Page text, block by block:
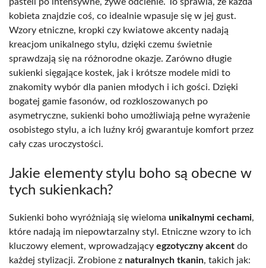
kobieta znajdzie coś, co idealnie wpasuje się w jej gust.
Wzory etniczne, kropki czy kwiatowe akcenty nadają
kreacjom unikalnego stylu, dzięki czemu świetnie
sprawdzają się na różnorodne okazje. Zarówno długie
sukienki sięgające kostek, jak i krótsze modele midi to
znakomity wybór dla panien młodych i ich gości. Dzięki
bogatej gamie fasonów, od rozkloszowanych po
asymetryczne, sukienki boho umożliwiają pełne wyrażenie
osobistego stylu, a ich luźny krój gwarantuje komfort przez
cały czas uroczystości.
Jakie elementy stylu boho są obecne w
tych sukienkach?
Sukienki boho wyróżniają się wieloma unikalnymi cechami,
które nadają im niepowtarzalny styl. Etniczne wzory to ich
kluczowy element, wprowadzający egzotyczny akcent do
każdej stylizacji. Zrobione z naturalnych tkanin, takich jak: